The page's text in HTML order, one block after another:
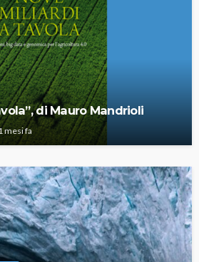
di Mauro Mandrioli
mesi fa